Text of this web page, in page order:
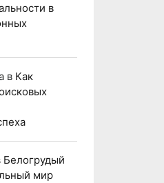
в
в Как
Белогрудый
мир